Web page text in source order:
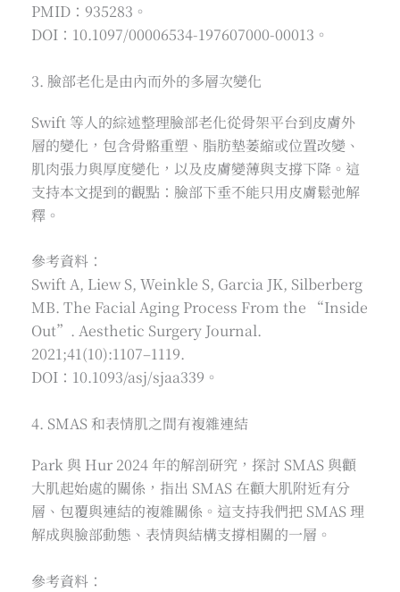
PMID：935283。
DOI：10.1097/00006534-197607000-00013。
3. 臉部老化是由內而外的多層次變化
Swift 等人的綜述整理臉部老化從骨架平台到皮膚外
層的變化，包含骨骼重塑、脂肪墊萎縮或位置改變、
肌肉張力與厚度變化，以及皮膚變薄與支撐下降。這
支持本文提到的觀點：臉部下垂不能只用皮膚鬆弛解
釋。
參考資料：
Swift A, Liew S, Weinkle S, Garcia JK, Silberberg
MB. The Facial Aging Process From the “Inside
Out”. Aesthetic Surgery Journal.
2021;41(10):1107–1119.
DOI：10.1093/asj/sjaa339。
4. SMAS 和表情肌之間有複雜連結
Park 與 Hur 2024 年的解剖研究，探討 SMAS 與顴
大肌起始處的關係，指出 SMAS 在顴大肌附近有分
層、包覆與連結的複雜關係。這支持我們把 SMAS 理
解成與臉部動態、表情與結構支撐相關的一層。
參考資料：